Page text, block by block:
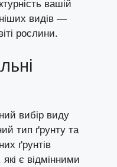
вашій
видів —
рослини.
вибір виду
тип ґрунту та
ґрунтів
є відмінними